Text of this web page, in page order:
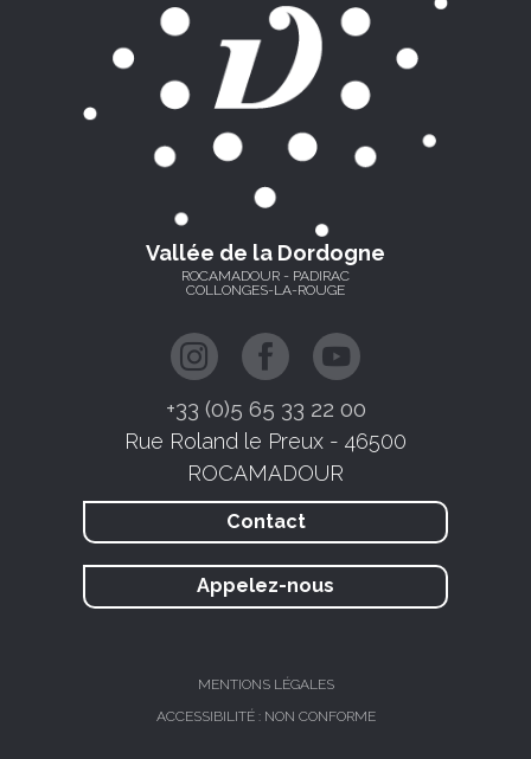
Vallée de la Dordogne
ROCAMADOUR - PADIRAC
COLLONGES-LA-ROUGE
+33 (0)5 65 33 22 00
Rue Roland le Preux - 46500
ROCAMADOUR
Contact
Appelez-nous
MENTIONS LÉGALES
ACCESSIBILITÉ : NON CONFORME